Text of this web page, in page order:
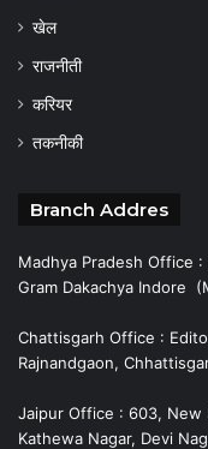
खेल
राजनीती
करियर
तकनीकी
Branch Addres
Madhya Pradesh Office
Gram Dakachya Indore
Chattisgarh Office :
Rajnandgaon,
Jaipur Office : 603, New
Kathewa Nagar, Devi